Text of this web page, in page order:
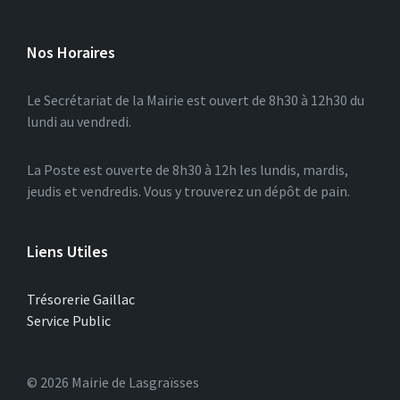
Nos Horaires
Le Secrétariat de la Mairie est ouvert de 8h30 à 12h30 du
lundi au vendredi.
La Poste est ouverte de 8h30 à 12h les lundis, mardis,
jeudis et vendredis. Vous y trouverez un dépôt de pain.
Liens Utiles
Trésorerie Gaillac
Service Public
© 2026 Mairie de Lasgraïsses